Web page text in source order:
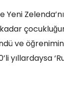
Yeni
ve
yıllardaysa